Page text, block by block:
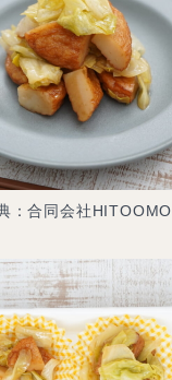
：合同会社HITOOMOI